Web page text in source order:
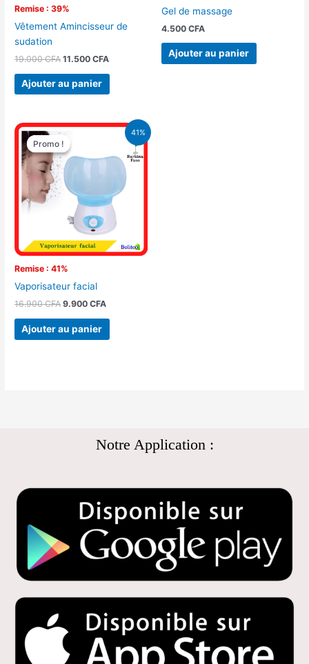
Remise : 39%
Vêtement Amincisseur de
sudation
19.000CFA 11.500CFA
Ajouter au panier
Gel de massage
4.500 CFA
Ajouter au panier
41%
Promo !
Remise : 41%
Promo !
Vaporisateur facial
16.900CFA
Le
prix
initial
était :
16.900 CFA.
9.900CFA
Le
est :
9.900 CFA.
Ajouter au panier
Notre Application :